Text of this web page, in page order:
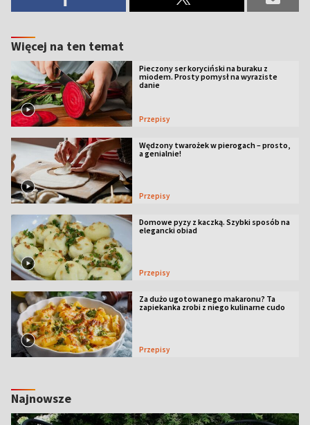
Więcej na ten temat
Pieczony ser koryciński na buraku z
miodem. Prosty pomysł na wyraziste
danie
Przepisy
Wędzony twarożek w pierogach – prosto,
a genialnie!
Przepisy
Domowe pyzy z kaczką. Szybki sposób na
elegancki obiad
Przepisy
Za dużo ugotowanego makaronu? Ta
zapiekanka zrobi z niego kulinarne cudo
Przepisy
Najnowsze